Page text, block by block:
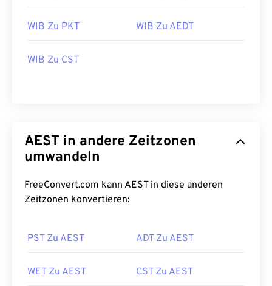
WIB Zu PKT WIB Zu AEDT
WIB Zu CST
AEST in andere Zeitzonen
umwandeln
FreeConvert.com kann AEST in diese anderen
Zeitzonen konvertieren:
PST Zu AEST ADT Zu AEST
WET Zu AEST CST Zu AEST